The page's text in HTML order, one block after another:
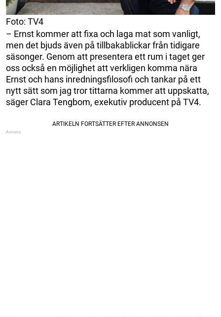
Foto: TV4
– Ernst kommer att fixa och laga mat som vanligt,
men det bjuds även på tillbakablickar från tidigare
säsonger. Genom att presentera ett rum i taget ger
oss också en möjlighet att verkligen komma nära
Ernst och hans inredningsfilosofi och tankar på ett
nytt sätt som jag tror tittarna kommer att uppskatta,
säger Clara Tengbom, exekutiv producent på TV4.